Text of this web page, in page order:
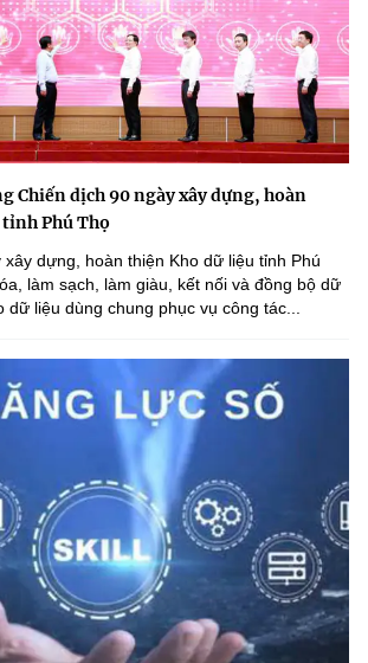
Chiến dịch 90 ngày xây dựng, hoàn
Phú Thọ
dựng, hoàn thiện Kho dữ liệu tỉnh Phú
làm sạch, làm giàu, kết nối và đồng bộ dữ
dữ liệu dùng chung phục vụ công tác...